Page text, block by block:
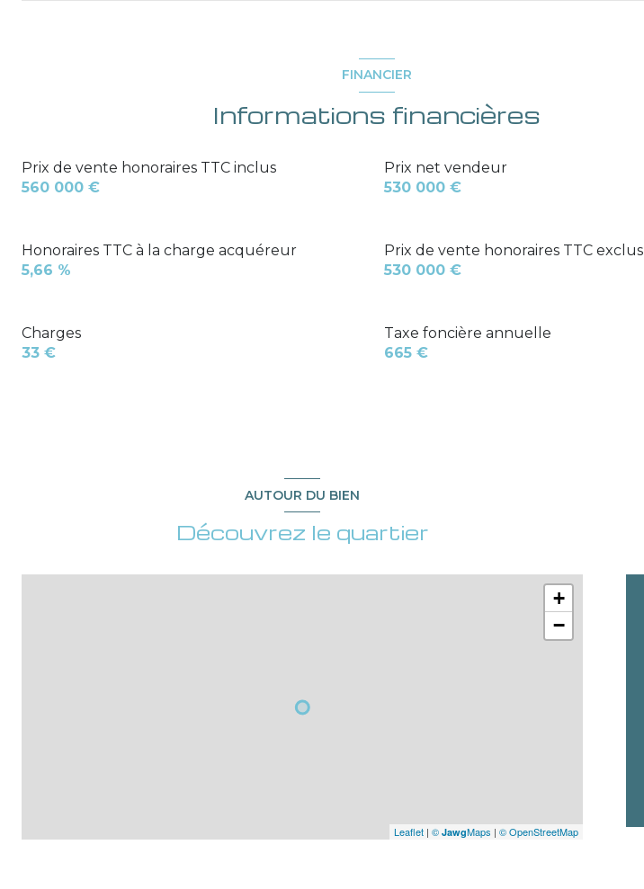
FINANCIER
Informations financières
Prix de vente honoraires TTC inclus
560 000 €
Prix net vendeur
530 000 €
Prix de vente honoraires TTC exclus
530 000 €
Honoraires TTC à la charge acquéreur
5,66 %
Charges
33 €
Taxe foncière annuelle
665 €
AUTOUR DU BIEN
Découvrez le quartier
+
−
Leaflet | © JawgMaps | © OpenStreetMap